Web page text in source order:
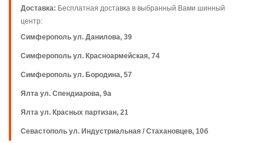
Доставка: Бесплатная доставка в выбранный Вами шинный
центр:
Симферополь ул. Данилова, 39
Симферополь ул. Красноармейская, 74
Симферополь ул. Бородина, 57
Ялта ул. Спендиарова, 9а
Ялта ул. Красных партизан, 21
Севастополь ул. Индустриальная / Стахановцев, 10б